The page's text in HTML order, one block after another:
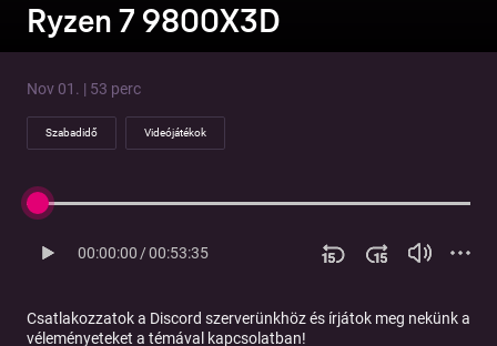
Ryzen 7 9800X3D
Nov 01. | 53 perc
Szabadidő Videójátékok
00:00:00/00:53:35
Csatlakozzatok a ⁠⁠⁠⁠⁠⁠⁠⁠⁠⁠⁠⁠⁠⁠⁠ Discord szerverünkhöz⁠⁠⁠⁠⁠⁠⁠⁠⁠⁠⁠⁠⁠⁠⁠ és írjátok meg nekünk a
véleményeteket a témával kapcsolatban!